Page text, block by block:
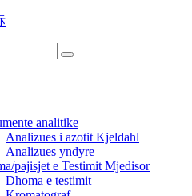
analitike
Analizues i azotit Kjeldahl
Analizues yndyre
pajisjet e Testimit Mjedisor
Dhoma e testimit